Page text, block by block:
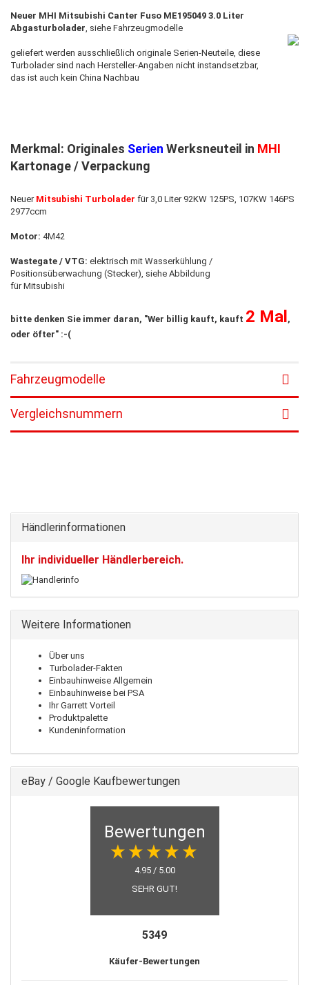
Neuer MHI Mitsubishi Canter Fuso ME195049 3.0 Liter
Abgasturbolader , siehe Fahrzeugmodelle
geliefert werden ausschließlich originale Serien-Neuteile, diese
Turbolader sind nach Hersteller-Angaben nicht instandsetzbar,
das ist auch kein China Nachbau
Merkmal: Originales Serien Werksneuteil in MHI
Kartonage / Verpackung
Neuer Mitsubishi Turbolader für 3,0 Liter 92KW 125PS, 107KW 146PS
2977ccm
Motor: 4M42
Wastegate / VTG: elektrisch mit Wasserkühlung /
Positionsüberwachung (Stecker), siehe Abbildung
für Mitsubishi
bitte denken Sie immer daran, "Wer billig kauft, kauft 2 Mal,
oder öfter" :-(
Fahrzeugmodelle
Vergleichsnummern
Händlerinformationen
Ihr individueller Händlerbereich.
Weitere Informationen
Über uns
Turbolader-Fakten
Einbauhinweise Allgemein
Einbauhinweise bei PSA
Ihr Garrett Vorteil
Produktpalette
Kundeninformation
eBay / Google Kaufbewertungen
Bewertungen
4.95 / 5.00
SEHR GUT!
5349
Käufer-Bewertungen